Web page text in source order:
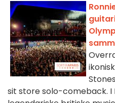
sit store solo-comeback.